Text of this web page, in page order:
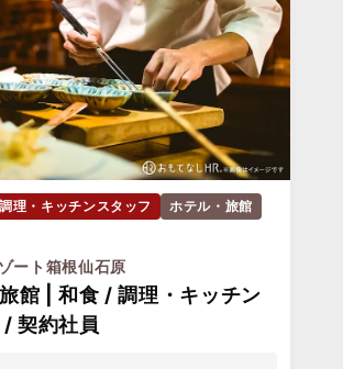
調理・キッチンスタッフ
ホテル・旅館
ート箱根仙石原
館 | 和食 / 調理・キッチン
/ 契約社員